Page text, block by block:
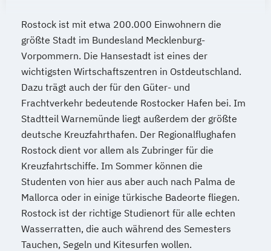
Rostock ist mit etwa 200.000 Einwohnern die
größte Stadt im Bundesland Mecklenburg-
Vorpommern. Die Hansestadt ist eines der
wichtigsten Wirtschaftszentren in Ostdeutschland.
Dazu trägt auch der für den Güter- und
Frachtverkehr bedeutende Rostocker Hafen bei. Im
Stadtteil Warnemünde liegt außerdem der größte
deutsche Kreuzfahrthafen. Der Regionalflughafen
Rostock dient vor allem als Zubringer für die
Kreuzfahrtschiffe. Im Sommer können die
Studenten von hier aus aber auch nach Palma de
Mallorca oder in einige türkische Badeorte fliegen.
Rostock ist der richtige Studienort für alle echten
Wasserratten, die auch während des Semesters
Tauchen, Segeln und Kitesurfen wollen.